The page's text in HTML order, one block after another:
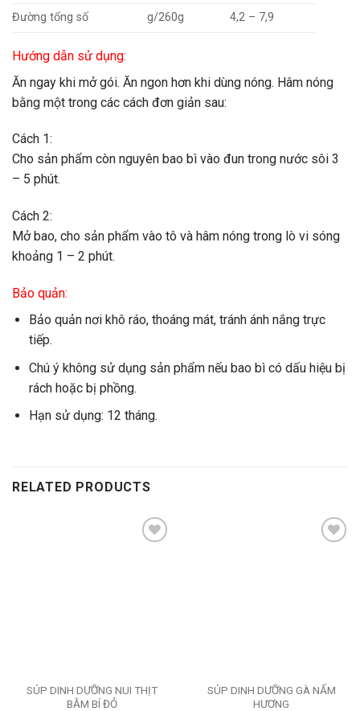
Đường tổng số g/260g 4,2 – 7,9
Hướng dẫn sử dụng:
Ăn ngay khi mở gói. Ăn ngon hơn khi dùng nóng. Hâm nóng
bằng một trong các cách đơn giản sau:
Cách 1:
Cho sản phẩm còn nguyên bao bì vào đun trong nước sôi 3
– 5 phút.
Cách 2:
Mở bao, cho sản phẩm vào tô và hâm nóng trong lò vi sóng
khoảng 1 – 2 phút.
Bảo quản:
Bảo quản nơi khô ráo, thoáng mát, tránh ánh nắng trực
tiếp.
Chú ý không sử dụng sản phẩm nếu bao bì có dấu hiệu bị
rách hoặc bị phồng.
Hạn sử dụng: 12 tháng.
RELATED PRODUCTS
SÚP DINH DƯỠNG NUI THỊT
BẰM BÍ ĐỎ
SÚP DINH DƯỠNG GÀ NẤM
HƯƠNG